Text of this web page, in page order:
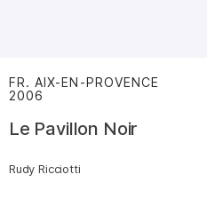
FR. AIX-EN-PROVENCE
2006
Le Pavillon Noir
Rudy Ricciotti